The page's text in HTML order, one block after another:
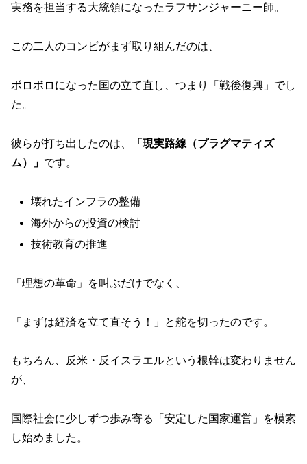
実務を担当する大統領になったラフサンジャーニー師。
この二人のコンビがまず取り組んだのは、
ボロボロになった国の立て直し、つまり「戦後復興」でし
た。
彼らが打ち出したのは、
「現実路線（プラグマティズ
ム）」 です。
壊れたインフラの整備
海外からの投資の検討
技術教育の推進
「理想の革命」を叫ぶだけでなく、
「まずは経済を立て直そう！」と舵を切ったのです。
もちろん、反米・反イスラエルという根幹は変わりません
が、
国際社会に少しずつ歩み寄る「安定した国家運営」を模索
し始めました。